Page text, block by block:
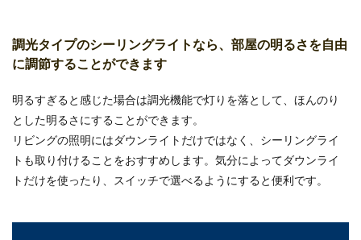
調光タイプのシーリングライトなら、部屋の明るさを自由
に調節することができます
明るすぎると感じた場合は調光機能で灯りを落として、ほんのり
とした明るさにすることができます。
リビングの照明にはダウンライトだけではなく、シーリングライ
トも取り付けることをおすすめします。気分によってダウンライ
トだけを使ったり、スイッチで選べるようにすると便利です。